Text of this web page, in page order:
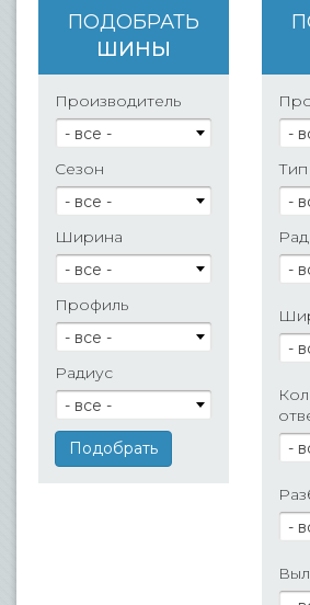
ПОДОБРАТЬ
ШИНЫ
Производитель
- все -
Сезон
- все -
Ширина
- все -
Профиль
- все -
Радиус
- все -
-
Тип
-
-
-
-
-